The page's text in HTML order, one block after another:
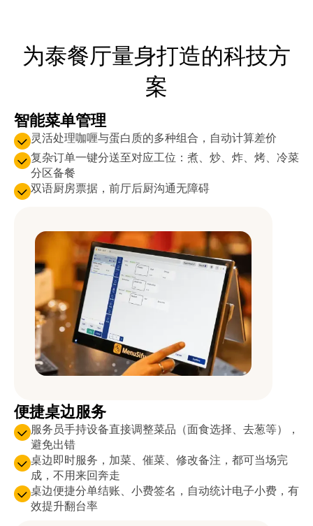
为泰餐厅量身打造的科技方
案
智能菜单管理
灵活处理咖喱与蛋白质的多种组合，自动计算差价
复杂订单一键分送至对应工位：煮、炒、炸、烤、冷菜
分区备餐
双语厨房票据，前厅后厨沟通无障碍
便捷桌边服务
服务员手持设备直接调整菜品（面食选择、去葱等），
避免出错
桌边即时服务，加菜、催菜、修改备注，都可当场完
成，不用来回奔走
桌边便捷分单结账、小费签名，自动统计电子小费，有
效提升翻台率